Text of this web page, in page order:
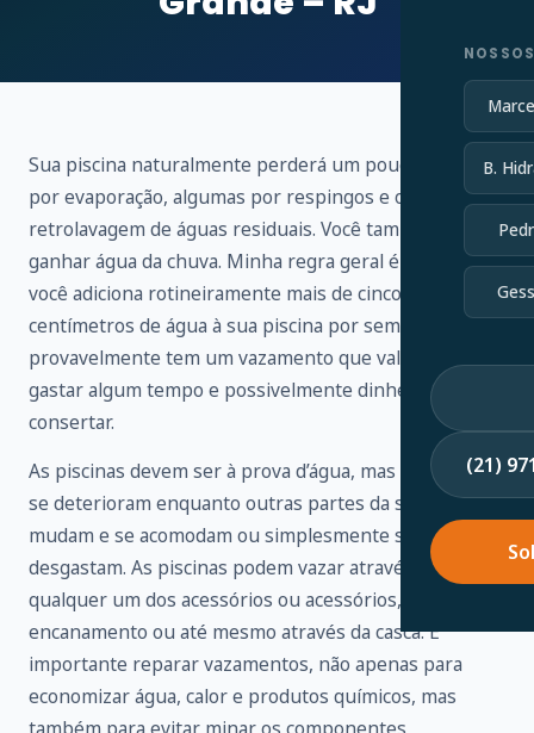
B.
(21)
Sua piscina naturalmente perderá um pouco de água
por evaporação, algumas por respingos e outras por
retrolavagem de águas residuais. Você também vai
ganhar água da chuva. Minha regra geral é que, se
você adiciona rotineiramente mais de cinco
centímetros de água à sua piscina por semana,
provavelmente tem um vazamento que vale a pena
gastar algum tempo e possivelmente dinheiro para
consertar.
As piscinas devem ser à prova d’água, mas os selantes
se deterioram enquanto outras partes da sua piscina
mudam e se acomodam ou simplesmente se
desgastam. As piscinas podem vazar através de
qualquer um dos acessórios ou acessórios,
encanamento ou até mesmo através da casca. É
importante reparar vazamentos, não apenas para
economizar água, calor e produtos químicos, mas